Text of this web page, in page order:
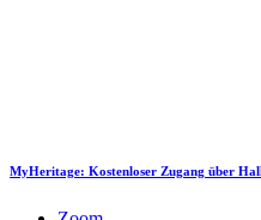
MyHeritage: Kostenloser Zugang über